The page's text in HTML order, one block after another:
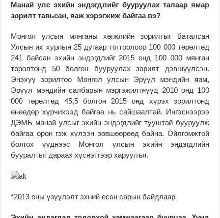
Манай улс эхийн эндэгдлийг бууруулах талаар ямар
зорилт тавьсан, яаж хэрэгжиж байгаа вэ?
Монгол улсын мянганы хөгжлийн зорилтыг баталсан
Улсын их хурлын 25 дугаар тогтоолоор 100 000 төрөлтөд
241 байсан эхийн эндэгдлийг 2015 онд 100 000 мянган
төрөлтөнд 50 болгон бууруулах зорилт дэвшүүлсэн.
Энэхүү зорилтоо Монгол улсын Эрүүл мэндийн яам,
Эрүүл мэндийн салбарын мэргэжилтнүүд 2010 онд 100
000 төрөлтөд 45,5 болгон 2015 онд хүрэх зорилтонд
өнөөдөр хүрчихээд байгаа нь сайшаалтай. Ингэснээрээ
ДЭМБ манай улсыг эхийн эндэгдлийг тууштай бууруулж
байгаа орон гэж хүлээн зөвшөөрөөд байна. Ойлгомжтой
болгох үүднээс Монгол улсын эхийн эндэгдлийн
бууралтыг дараах хүснэгтээр харуулъя.
*2013 оны үзүүлэлт эхний есөн сарын байдлаар